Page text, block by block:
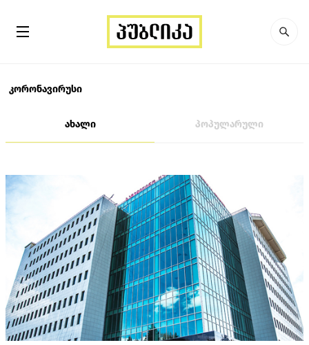
კორონავირუსი
ახალი პოპულარული